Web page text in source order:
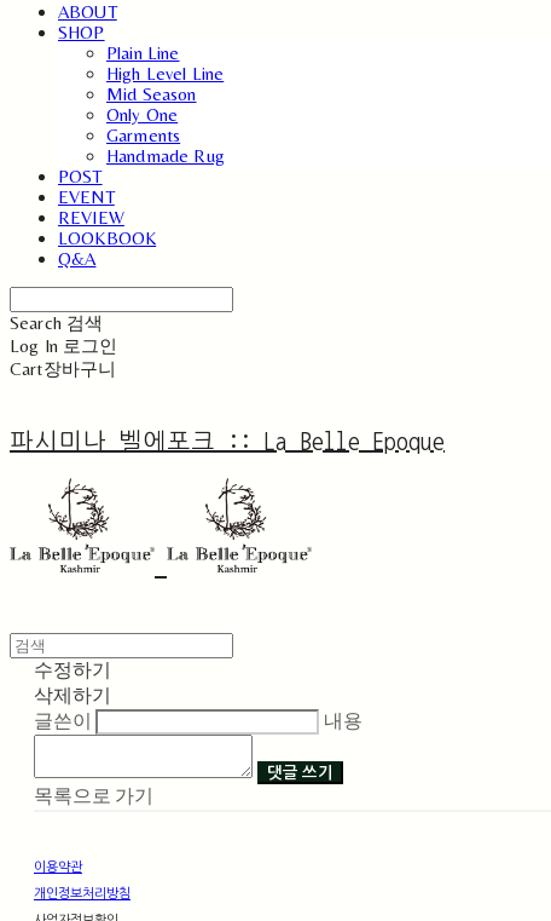
ABOUT
SHOP
Plain Line
High Level Line
Mid Season
Only One
Garments
Handmade Rug
POST
EVENT
REVIEW
LOOKBOOK
Q&A
Search 검색
Log In 로그인
Cart장바구니
파시미나 벨에포크 :: La Belle Epoque
수정하기
삭제하기
글쓴이
내용
댓글 쓰기
목록으로 가기
이용약관
개인정보처리방침